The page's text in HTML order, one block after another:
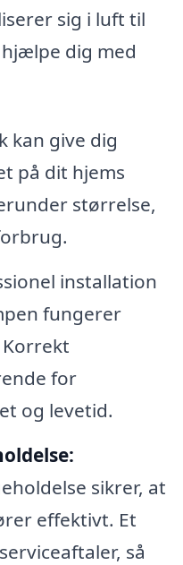
sig i luft til
dig med
kan give dig
på dit hjems
størrelse,
installation
fungerer
for
og levetid.
sikrer, at
effektivt. Et
så